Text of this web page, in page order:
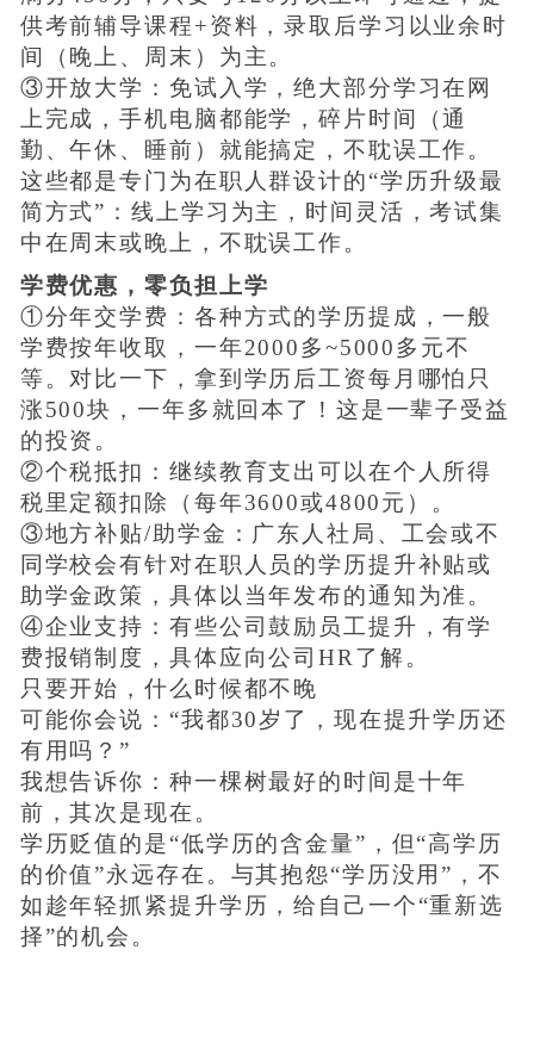
供考前辅导课程+资料，录取后学习以业余时
间（晚上、周末）为主。
③开放大学：免试入学，绝大部分学习在网
上完成，手机电脑都能学，碎片时间（通
勤、午休、睡前）就能搞定，不耽误工作。
这些都是专门为在职人群设计的“学历升级最
简方式”：线上学习为主，时间灵活，考试集
中在周末或晚上，不耽误工作。
学费优惠，零负担上学
①分年交学费：各种方式的学历提成，一般
学费按年收取，一年2000多~5000多元不
等。对比一下，拿到学历后工资每月哪怕只
涨500块，一年多就回本了！这是一辈子受益
的投资。
②个税抵扣：继续教育支出可以在个人所得
税里定额扣除（每年3600或4800元）。
③地方补贴/助学金：广东人社局、工会或不
同学校会有针对在职人员的学历提升补贴或
助学金政策，具体以当年发布的通知为准。
④企业支持：有些公司鼓励员工提升，有学
费报销制度，具体应向公司HR了解。
只要开始，什么时候都不晚
可能你会说：“我都30岁了，现在提升学历还
有用吗？”
我想告诉你：种一棵树最好的时间是十年
前，其次是现在。
学历贬值的是“低学历的含金量”，但“高学历
的价值”永远存在。与其抱怨“学历没用”，不
如趁年轻抓紧提升学历，给自己一个“重新选
择”的机会。
学历提升报考中心